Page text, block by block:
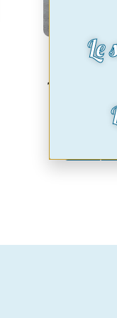
1300
23,70
Le